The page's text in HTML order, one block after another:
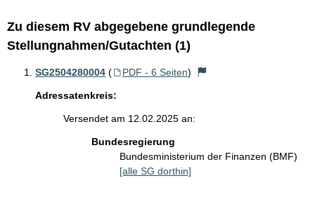
Zu diesem RV abgegebene grundlegende
Stellungnahmen/Gutachten (1)
SG2504280004 ( PDF - 6 Seiten)
Adressatenkreis:
Versendet am 12.02.2025 an:
Bundesregierung
Bundesministerium der Finanzen (BMF)
[alle SG dorthin]